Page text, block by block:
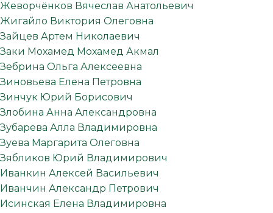
Жеворчёнков Вячеслав Анатольевич
Жигайло Виктория Олеговна
Зайцев Артем Николаевич
Заки Мохамед Мохамед Акмал
Зебрина Ольга Алексеевна
Зиновьева Елена Петровна
Зинчук Юрий Борисович
Злобина Анна Александровна
Зубарева Алла Владимировна
Зуева Маргарита Олеговна
Зябликов Юрий Владимирович
Иванкин Алексей Васильевич
Иванчин Александр Петрович
Исинская Елена Владимировна